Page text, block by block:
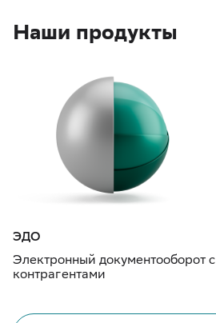
Наши продукты
ЭДО
Электронный документооборот с
контрагентами